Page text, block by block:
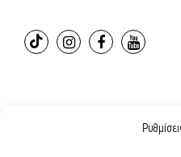
© 2024 – ovvioanatomic.